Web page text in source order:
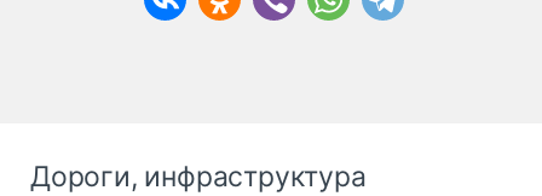
Дороги, инфраструктура